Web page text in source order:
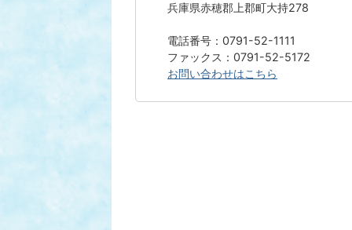
兵庫県赤穂郡上郡町大持278
電話番号：0791-52-1111
ファックス：0791-52-5172
お問い合わせはこちら